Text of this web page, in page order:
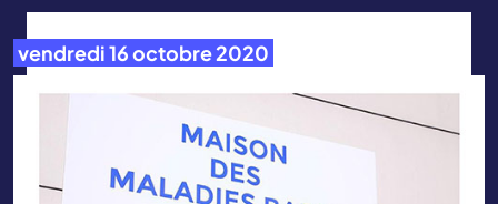
vendredi 16 octobre 2020